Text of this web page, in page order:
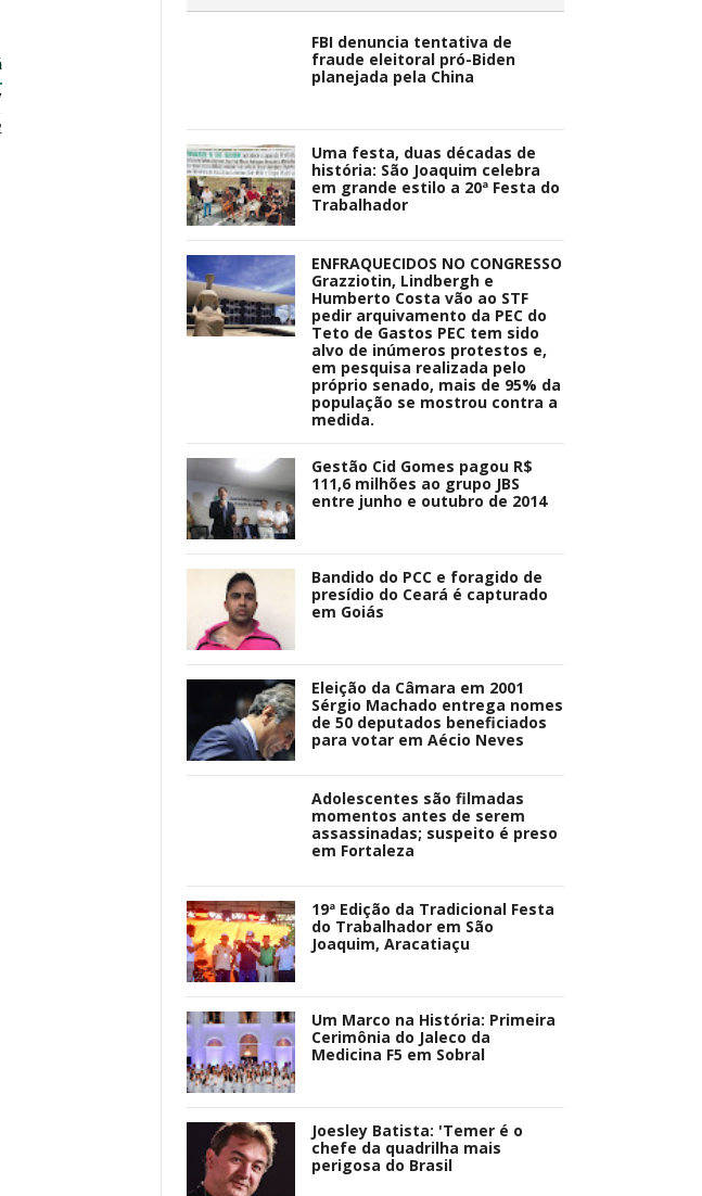
FBI denuncia tentativa de
fraude eleitoral pró-Biden
planejada pela China
Uma festa, duas décadas de
história: São Joaquim celebra
em grande estilo a 20ª Festa do
Trabalhador
ENFRAQUECIDOS NO CONGRESSO
Grazziotin, Lindbergh e
Humberto Costa vão ao STF
pedir arquivamento da PEC do
Teto de Gastos PEC tem sido
alvo de inúmeros protestos e,
em pesquisa realizada pelo
próprio senado, mais de 95% da
população se mostrou contra a
medida.
Gestão Cid Gomes pagou R$
111,6 milhões ao grupo JBS
entre junho e outubro de 2014
Bandido do PCC e foragido de
presídio do Ceará é capturado
em Goiás
Eleição da Câmara em 2001
Sérgio Machado entrega nomes
de 50 deputados beneficiados
para votar em Aécio Neves
Adolescentes são filmadas
momentos antes de serem
assassinadas; suspeito é preso
em Fortaleza
19ª Edição da Tradicional Festa
do Trabalhador em São
Joaquim, Aracatiaçu
Um Marco na História: Primeira
Cerimônia do Jaleco da
Medicina F5 em Sobral
Joesley Batista: 'Temer é o
chefe da quadrilha mais
perigosa do Brasil